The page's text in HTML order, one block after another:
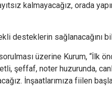
kalmayacağız, orada
desteklerin sağlanacağını
üzerine Kurum, “İlk
şeffaf, noter huzurunda,
İnşaatlarımıza fiilen